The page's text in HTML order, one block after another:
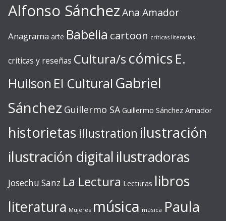
Alfonso SánchezAna Amador
Anagrama arte Babelia cartoon críticas literarias
críticas y reseñas Cultura/s cómics E.
Huilson El Cultural Gabriel
Sánchez Guillermo SA Guillermo Sánchez Amador
historietas illustration ilustración
ilustración digital ilustradoras
Josechu Sanz La Lectura Lecturas libros
literatura Mujeres música música Paula